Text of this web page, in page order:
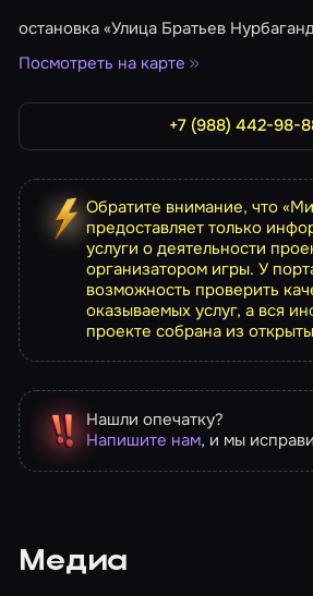
остановка «Улица Братьев
Посмотреть на карте
+7 (988) 442-98-
Обратите внимание, что
предоставляет только
услуги о деятельности
организатором игры. У
возможность проверить
оказываемых услуг, а вся
проекте собрана из
Нашли опечатку?
Напишите нам, и мы
Медиа